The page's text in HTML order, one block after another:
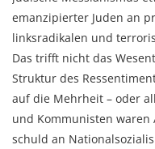
emanzipierter Juden an
linksradikalen und
Das trifft nicht das
Struktur des
auf die Mehrheit – oder
und Kommunisten waren
schuld an